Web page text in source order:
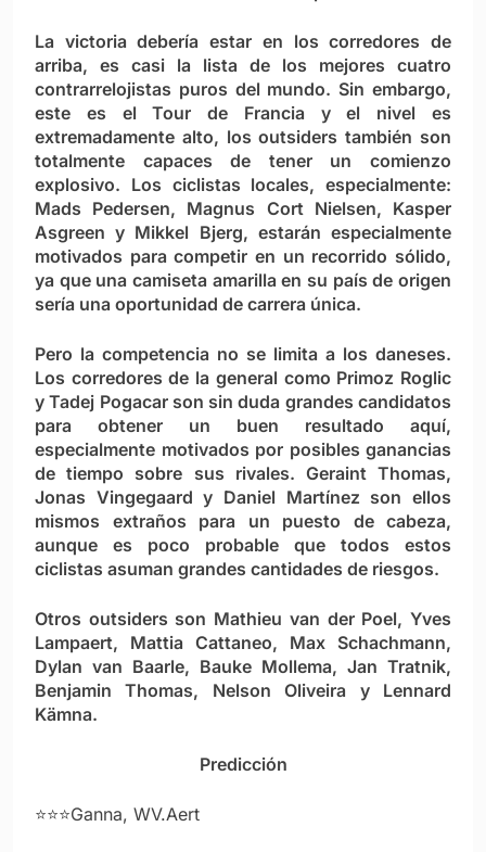
La victoria debería estar en los corredores de
arriba, es casi la lista de los mejores cuatro
contrarrelojistas puros del mundo. Sin embargo,
este es el Tour de Francia y el nivel es
extremadamente alto, los outsiders también son
totalmente capaces de tener un comienzo
explosivo. Los ciclistas locales, especialmente:
Mads Pedersen, Magnus Cort Nielsen, Kasper
Asgreen y Mikkel Bjerg, estarán especialmente
motivados para competir en un recorrido sólido,
ya que una camiseta amarilla en su país de origen
sería una oportunidad de carrera única.
Pero la competencia no se limita a los daneses.
Los corredores de la general como Primoz Roglic
y Tadej Pogacarson sin duda grandes candidatos
para obtener un buen resultado aquí,
especialmente motivados por posibles ganancias
de tiempo sobre sus rivales. Geraint Thomas,
Jonas Vingegaard y Daniel Martínez son ellos
mismos extraños para un puesto de cabeza,
aunque es poco probable que todos estos
ciclistas asuman grandes cantidades de riesgos.
Otros outsiders son Mathieu van der Poel, Yves
Lampaert, Mattia Cattaneo, Max Schachmann,
Dylan van Baarle, Bauke Mollema, Jan Tratnik,
Benjamin Thomas, Nelson Oliveira y Lennard
Kämna.
Predicción
⭐⭐⭐Ganna, WV.Aert